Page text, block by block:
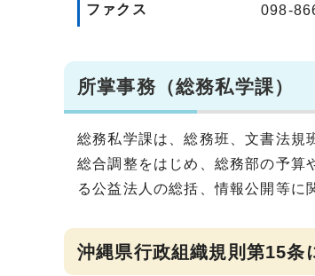
ファクス 098-
所掌事務（総務私学課）
総務私学課は、総務班、文書法規
総合調整をはじめ、総務部の予算
る公益法人の総括、情報公開等に
沖縄県行政組織規則第15条